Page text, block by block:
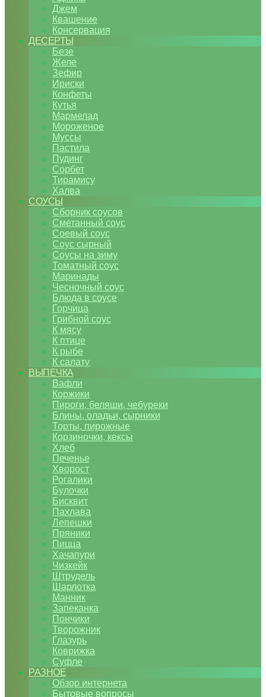
Джем
Квашение
Консервация
ДЕСЕРТЫ
Безе
Желе
Зефир
Ириски
Конфеты
Кутья
Мармелад
Мороженое
Муссы
Пастила
Пудинг
Сорбет
Тирамису
Халва
СОУСЫ
Сборник соусов
Сметанный соус
Соевый соус
Соус сырный
Соусы на зиму
Томатный соус
Маринады
Чесночный соус
Блюда в соусе
Горчица
Грибной соус
К мясу
К птице
К рыбе
К салату
ВЫПЕЧКА
Вафли
Коржики
Пироги, беляши, чебуреки
Блины, оладьи, сырники
Торты, пирожные
Корзиночки, кексы
Хлеб
Печенье
Хворост
Рогалики
Булочки
Бисквит
Пахлава
Лепешки
Пряники
Пицца
Хачапури
Чизкейк
Штрудель
Шарлотка
Манник
Запеканка
Пончики
Творожник
Глазурь
Коврижка
Суфле
РАЗНОЕ
Обзор интернета
Бытовые вопросы